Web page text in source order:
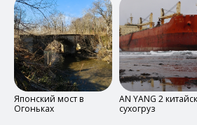
Японский мост в
Огоньках
AN YANG 2
сухогруз